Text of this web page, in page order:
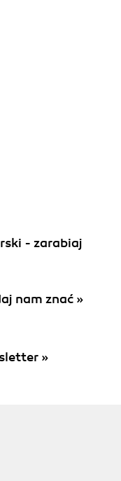
- zarabiaj
nam znać »
»